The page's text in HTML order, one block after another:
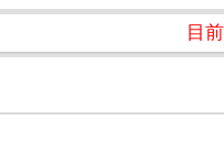
目